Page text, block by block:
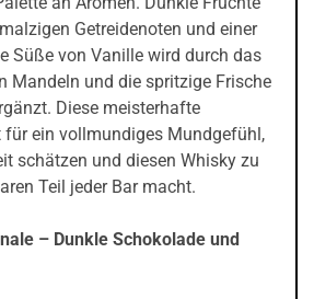
Getreidenoten und einer
Süße von Vanille wird durch das
Mandeln und die spritzige Frische
Diese meisterhafte
ein vollmundiges Mundgefühl,
schätzen und diesen Whisky zu
Teil jeder Bar macht.
– Dunkle Schokolade und